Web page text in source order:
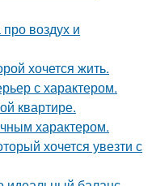
воздух и
хочется жить.
с характером.
квартире.
характером.
хочется увезти с